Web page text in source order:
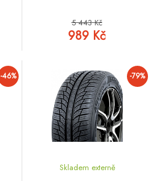
5 443 Kč
989 Kč
-46% -79%
Skladem externě